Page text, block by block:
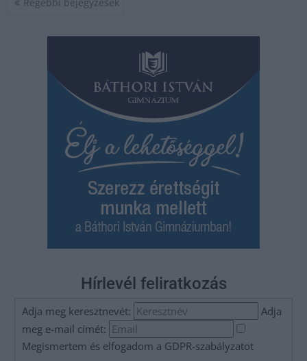
Hírlevél feliratkozás
Adja meg keresztnevét:
Adja
meg e-mail címét:
Megismertem és elfogadom a GDPR-szabályzatot